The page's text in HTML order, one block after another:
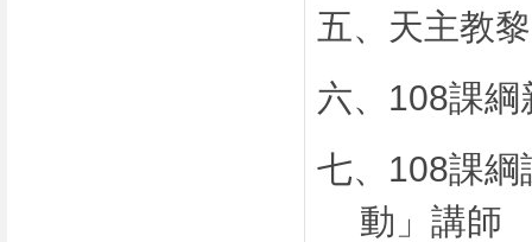
五、 天主教
六、 108課綱
七、 108課綱
動」講師